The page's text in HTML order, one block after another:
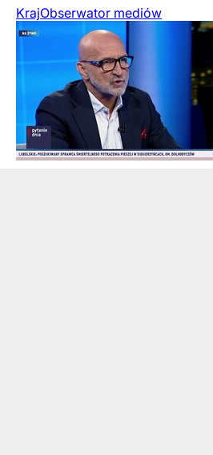
KrajObserwator mediów